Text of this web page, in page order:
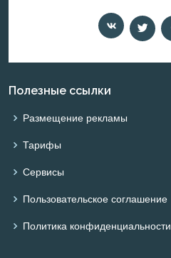
Полезные ссылки
Размещение рекламы
Тарифы
Сервисы
Пользовательское соглашение
Политика конфиденциальности